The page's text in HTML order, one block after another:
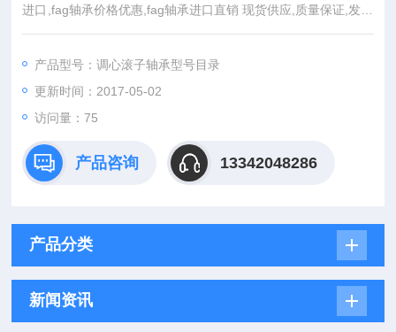
进口,fag轴承价格优惠,fag轴承进口直销 现货供应,质量保证,发货
及时,原装正品.型号齐全,国外原装进口,...
产品型号：调心滚子轴承型号目录
更新时间：2017-05-02
访问量：75
产品咨询 13342048286
产品分类
新闻资讯